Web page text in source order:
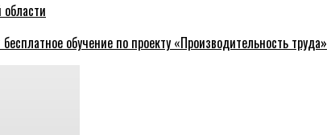
обучение по проекту «Производительность труда»